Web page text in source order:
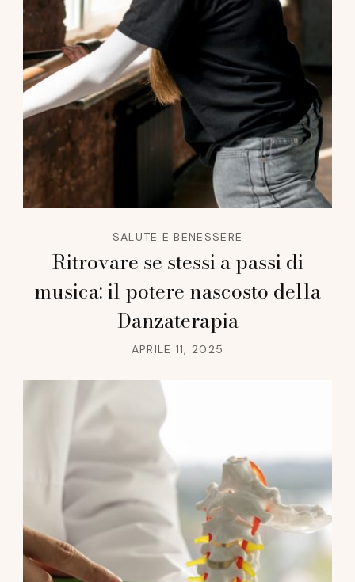
SALUTE E BENESSERE
Ritrovare se stessi a passi di
musica: il potere nascosto della
Danzaterapia
APRILE 11, 2025